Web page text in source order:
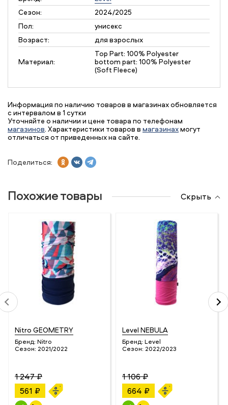
Сезон:
2024/2025
Пол:
унисекс
Возраст:
для взрослых
Материал:
Top Part: 100% Polyester
bottom part: 100% Polyester
(Soft Fleece)
Информация по наличию товаров в магазинах обновляется
с интервалом в 1 сутки
Уточняйте о наличии и цене товара по телефонам
магазинов. Характеристики товаров в магазинахмогут
отличаться от приведенных на сайте.
Поделиться:
Похожие товары Скрыть
Nitro GEOMETRY
Бренд: Nitro
Сезон: 2021/2022
1 247 ₽
561 ₽
Level NEBULA
Бренд: Level
Сезон: 2022/2023
1 106 ₽
664 ₽